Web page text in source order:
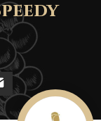
E-mail